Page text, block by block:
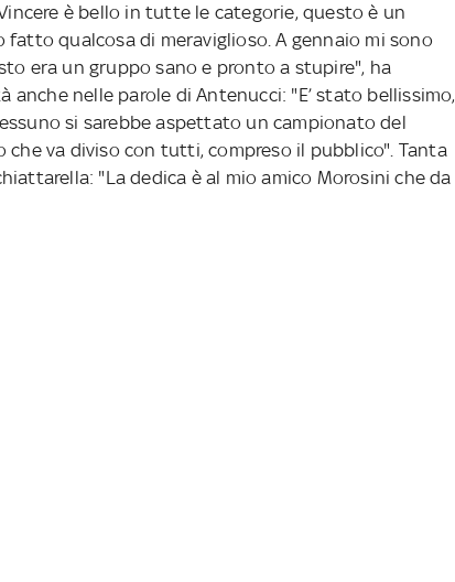
è bello in tutte le categorie, questo è un
qualcosa di meraviglioso. A gennaio mi sono
era un gruppo sano e pronto a stupire", ha
anche nelle parole di Antenucci: "E’ stato bellissimo,
si sarebbe aspettato un campionato del
che va diviso con tutti, compreso il pubblico". Tanta
"La dedica è al mio amico Morosini che da